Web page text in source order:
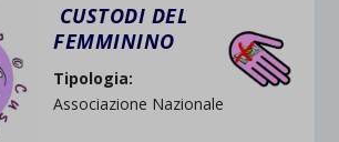
CUSTODI DEL
FEMMININO
Tipologia:
Associazione Nazionale